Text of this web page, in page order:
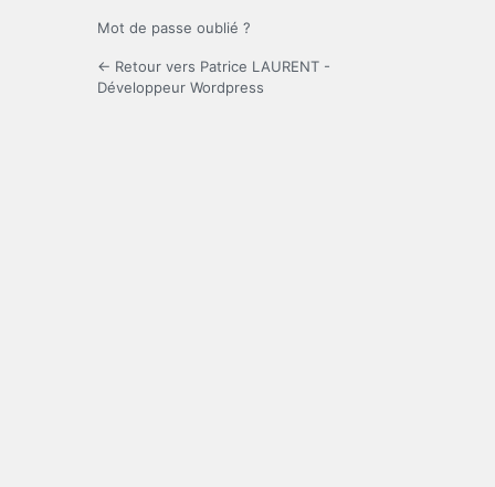
Mot de passe oublié ?
← Retour vers Patrice LAURENT -
Développeur Wordpress